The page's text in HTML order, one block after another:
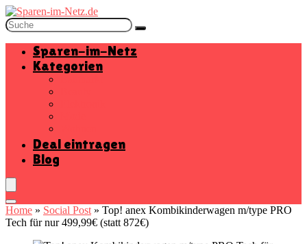
Sparen-im-Netz
Kategorien
Deal eintragen
Blog
Home » Social Post » Top! anex Kombikinderwagen m/type PRO
Tech für nur 499,99€ (statt 872€)